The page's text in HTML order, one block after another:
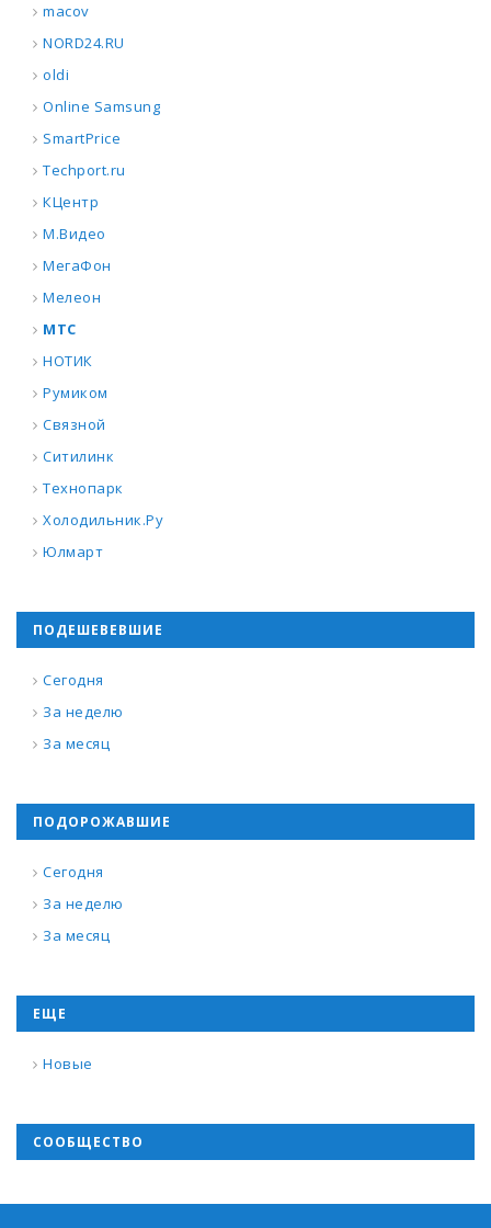
macov
NORD24.RU
oldi
Online Samsung
SmartPrice
Techport.ru
КЦентр
М.Видео
МегаФон
Мелеон
МТС
НОТИК
Румиком
Связной
Ситилинк
Технопарк
Холодильник.Ру
Юлмарт
ПОДЕШЕВЕВШИЕ
Сегодня
За неделю
За месяц
ПОДОРОЖАВШИЕ
Сегодня
За неделю
За месяц
ЕЩЕ
Новые
СООБЩЕСТВО